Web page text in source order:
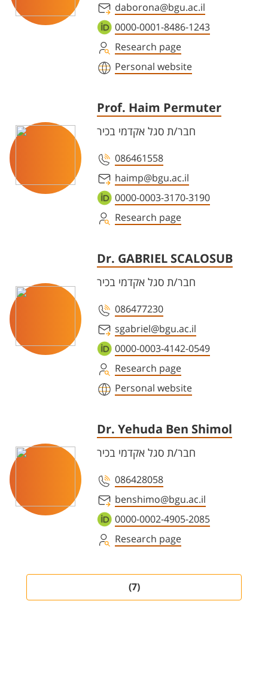
daborona@bgu.ac.il
0000-0001-8486-1243
Research page
Personal website
Prof. Haim Permuter
חבר/ת סגל אקדמי בכיר
086461558
haimp@bgu.ac.il
0000-0003-3170-3190
Research page
Dr. GABRIEL SCALOSUB
חבר/ת סגל אקדמי בכיר
086477230
sgabriel@bgu.ac.il
0000-0003-4142-0549
Research page
Personal website
Dr. Yehuda Ben Shimol
חבר/ת סגל אקדמי בכיר
086428058
benshimo@bgu.ac.il
0000-0002-4905-2085
Research page
(7)